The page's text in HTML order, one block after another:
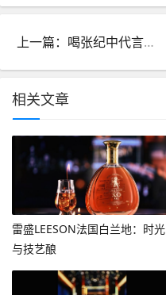
上一篇：喝张纪中代言的雷盛899红酒，纵享小资生活
相关文章
雷盛LEESON法国白兰地：时光
与技艺酿